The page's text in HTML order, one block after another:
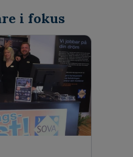
i fokus